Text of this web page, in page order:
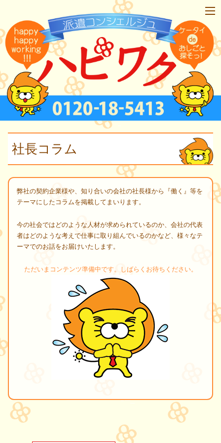
社長コラム
弊社の契約企業様や、知り合いの会社の社長様から『働く』等を
テーマにしたコラムを掲載してまいります。
今の社会ではどのような人材が求められているのか、会社の代表
者はどのような考えで仕事に取り組んでいるのかなど、様々なテ
ーマでのお話をお届けいたします。
ただいまコンテンツ準備中です。しばらくお待ちください。